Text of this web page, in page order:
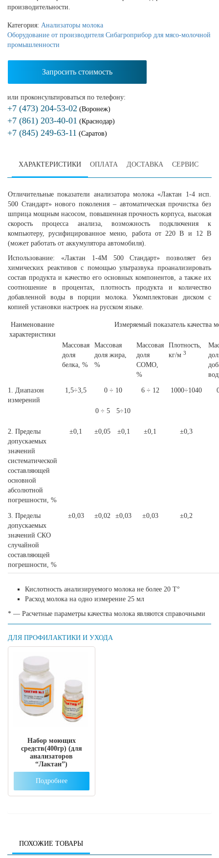
производительности.
Категория: Анализаторы молока
Оборудование от производителя Сибагроприбор для мясо-молочной
промышленности
Запросить стоимость
или проконсультироваться по телефону:
+7 (473) 204-53-02 (Воронеж)
+7 (861) 203-40-01 (Краснодар)
+7 (845) 249-63-11 (Саратов)
ХАРАКТЕРИСТИКИ ОПЛАТА ДОСТАВКА СЕРВИС
Отличительные показатели анализатора молока «Лактан 1-4 исп.
500 Стандарт» нового поколения – автоматическая прочистка без
шприца мощным насосом, повышенная прочность корпуса, высокая
скорость процесса анализа, возможность подключения к
компьютеру, русифицированное меню, работа от 220 В и 12 В
(может работать от аккумулятора автомобиля).
Использование: «Лактан 1-4М 500 Стандарт» позволяет без
химических реактивов с помощью ультразвука проанализировать
состав продукта и качество его основных компонентов, а также их
соотношение в процентах, плотность продукта и количество
добавленной воды в порции молока. Укомплектован диском с
копией установки настроек на русском языке.
Наименование
характеристики
Измеряемый показатель качества
Массовая
доля
белка, %
Массовая
доля жира,
%
Массовая
доля
СОМО,
%
Плотность,
кг/м 3
1. Диапазон
измерений
1,5÷3,5 0 ÷ 10 6 ÷ 12 1000÷1040
0 ÷ 5 5÷10
2. Пределы
допускаемых
значений
систематической
составляющей
основной
абсолютной
погрешности, %
±0,1 ±0,05 ±0,1 ±0,1 ±0,3
3. Пределы
допускаемых
значений СКО
случайной
составляющей
погрешности, %
±0,03 ±0,02 ±0,03 ±0,03 ±0,2
Кислотность анализируемого молока не более 20 Т°
Расход молока на одно измерение 25 мл
* — Расчетные параметры качества молока являются справочными
ДЛЯ ПРОФИЛАКТИКИ И УХОДА
Набор моющих
средств(400гр) (для
анализаторов
“Лактан”)
Подробнее
ПОХОЖИЕ ТОВАРЫ